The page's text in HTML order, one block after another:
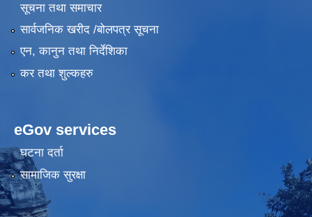
सूचना तथा समाचार
सार्वजनिक खरीद /बोलपत्र सूचना
एन, कानुन तथा निर्देशिका
कर तथा शुल्कहरु
eGov services
घटना दर्ता
सामाजिक सुरक्षा